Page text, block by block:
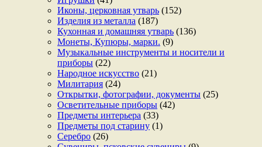
Иконы, церковная утварь (152)
Изделия из металла (187)
Кухонная и домашняя утварь (136)
Монеты, Купюры, марки. (9)
Музыкальные инструменты и носители и
приборы (22)
Народное искусство (21)
Милитария (24)
Открытки, фотографии, документы (25)
Осветительные приборы (42)
Предметы интерьера (33)
Предметы под старину (1)
Серебро (26)